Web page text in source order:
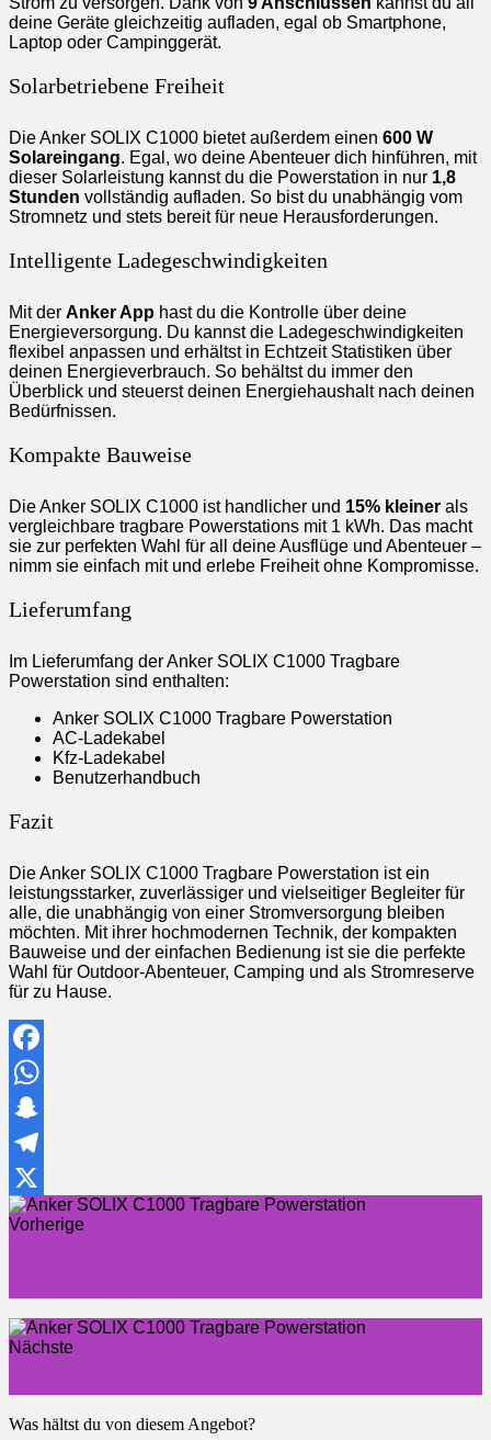
deine Geräte gleichzeitig aufladen, egal ob Smartphone,
Laptop oder Campinggerät.
Solarbetriebene Freiheit
Die Anker SOLIX C1000 bietet außerdem einen 600 W
Solareingang. Egal, wo deine Abenteuer dich hinführen, mit
dieser Solarleistung kannst du die Powerstation in nur 1,8
Stunden vollständig aufladen. So bist du unabhängig vom
Stromnetz und stets bereit für neue Herausforderungen.
Intelligente Ladegeschwindigkeiten
Mit der Anker App hast du die Kontrolle über deine
Energieversorgung. Du kannst die Ladegeschwindigkeiten
flexibel anpassen und erhältst in Echtzeit Statistiken über
deinen Energieverbrauch. So behältst du immer den
Überblick und steuerst deinen Energiehaushalt nach deinen
Bedürfnissen.
Kompakte Bauweise
Die Anker SOLIX C1000 ist handlicher und 15% kleiner als
vergleichbare tragbare Powerstations mit 1 kWh. Das macht
sie zur perfekten Wahl für all deine Ausflüge und Abenteuer –
nimm sie einfach mit und erlebe Freiheit ohne Kompromisse.
Lieferumfang
Im Lieferumfang der Anker SOLIX C1000 Tragbare
Powerstation sind enthalten:
Anker SOLIX C1000 Tragbare Powerstation
AC-Ladekabel
Kfz-Ladekabel
Benutzerhandbuch
Fazit
Die Anker SOLIX C1000 Tragbare Powerstation ist ein
leistungsstarker, zuverlässiger und vielseitiger Begleiter für
alle, die unabhängig von einer Stromversorgung bleiben
möchten. Mit ihrer hochmodernen Technik, der kompakten
Bauweise und der einfachen Bedienung ist sie die perfekte
Wahl für Outdoor-Abenteuer, Camping und als Stromreserve
für zu Hause.
Facebook
WhatsApp
Snapchat
Telegram
X
Vorherige
Nächste
Was hältst du von diesem Angebot?